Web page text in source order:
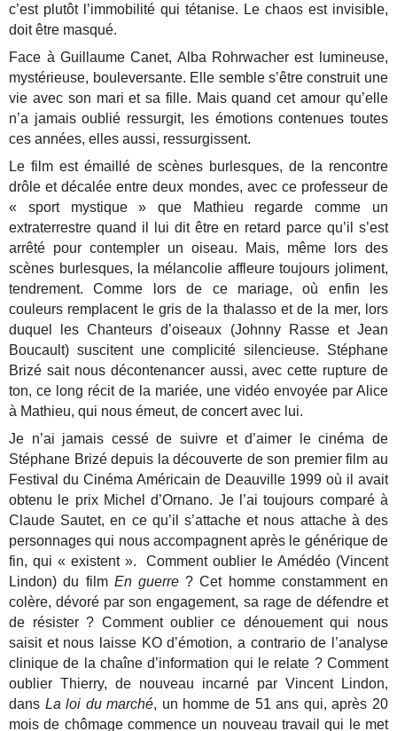
c’est plutôt l’immobilité qui tétanise. Le chaos est invisible,
doit être masqué.
Face à Guillaume Canet, Alba Rohrwacher est lumineuse,
mystérieuse, bouleversante. Elle semble s’être construit une
vie avec son mari et sa fille. Mais quand cet amour qu’elle
n’a jamais oublié ressurgit, les émotions contenues toutes
ces années, elles aussi, ressurgissent.
Le film est émaillé de scènes burlesques, de la rencontre
drôle et décalée entre deux mondes, avec ce professeur de
« sport mystique » que Mathieu regarde comme un
extraterrestre quand il lui dit être en retard parce qu’il s’est
arrêté pour contempler un oiseau. Mais, même lors des
scènes burlesques, la mélancolie affleure toujours joliment,
tendrement. Comme lors de ce mariage, où enfin les
couleurs remplacent le gris de la thalasso et de la mer, lors
duquel les Chanteurs d’oiseaux (Johnny Rasse et Jean
Boucault) suscitent une complicité silencieuse. Stéphane
Brizé sait nous décontenancer aussi, avec cette rupture de
ton, ce long récit de la mariée, une vidéo envoyée par Alice
à Mathieu, qui nous émeut, de concert avec lui.
Je n’ai jamais cessé de suivre et d’aimer le cinéma de
Stéphane Brizé depuis la découverte de son premier film au
Festival du Cinéma Américain de Deauville 1999 où il avait
obtenu le prix Michel d’Ornano. Je l’ai toujours comparé à
Claude Sautet, en ce qu’il s’attache et nous attache à des
personnages qui nous accompagnent après le générique de
fin, qui « existent ». Comment oublier le Amédéo (Vincent
Lindon) du film En guerre? Cet homme constamment en
colère, dévoré par son engagement, sa rage de défendre et
de résister ? Comment oublier ce dénouement qui nous
saisit et nous laisse KO d’émotion, a contrario de l’analyse
clinique de la chaîne d’information qui le relate ? Comment
oublier Thierry, de nouveau incarné par Vincent Lindon,
dans La loi du marché, un homme de 51 ans qui, après 20
mois de chômage commence un nouveau travail qui le met